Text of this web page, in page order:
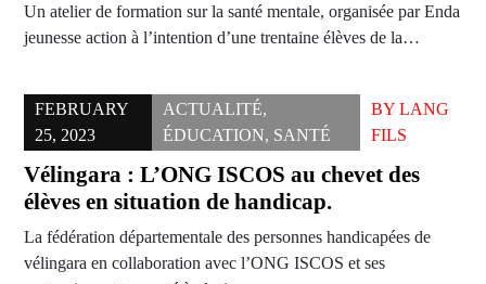
Un atelier de formation sur la santé mentale, organisée par Enda
jeunesse action à l’intention d’une trentaine élèves de la…
FEBRUARY
25, 2023
ACTUALITÉ,
ÉDUCATION, SANTÉ
BYLANG
FILS
Vélingara : L’ONG ISCOS au chevet des
élèves en situation de handicap.
La fédération départementale des personnes handicapées de
vélingara en collaboration avec l’ONG ISCOS et ses